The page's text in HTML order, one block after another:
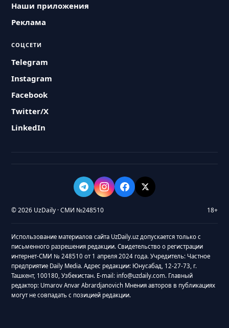
Наши приложения
Реклама
СОЦСЕТИ
Telegram
Instagram
Facebook
Twitter/X
LinkedIn
© 2026 UzDaily · СМИ №248510 18+
Использование материалов сайта UzDaily.uz допускается только с
письменного разрешения редакции. Свидетельство о регистрации
интернет-СМИ № 248510 от 1 апреля 2024 года. Учредитель: Частное
предприятие Daily Media. Адрес редакции: Юнусабад, 12-27-73, г.
Ташкент, 100180, Узбекистан. E-mail: info@uzdaily.com. Главный
редактор: Umarov Anvar Abrardjanovich Мнения авторов в публикациях
могут не совпадать с позицией редакции.